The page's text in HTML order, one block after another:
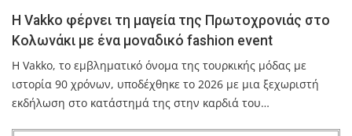
Η Vakko φέρνει τη μαγεία της Πρωτοχρονιάς στο
Κολωνάκι με ένα μοναδικό fashion event
Η Vakko, το εμβληματικό όνομα της τουρκικής μόδας με
ιστορία 90 χρόνων, υποδέχθηκε το 2026 με μια ξεχωριστή
εκδήλωση στο κατάστημά της στην καρδιά του…